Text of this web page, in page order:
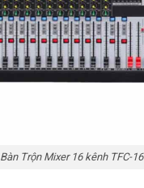
Bàn Trộn Mixer 16 kênh TFC-16